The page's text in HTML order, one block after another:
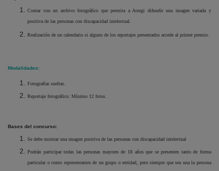
Contar con un archivo fotográfico que permita a Atzegi difundir una imagen variada y
positiva de las personas con discapacidad intelectual.
Realización de un calendario si alguno de los reportajes presentados accede al primer premio.
Modalidades:
Fotografías sueltas.
Reportaje fotográfico: Mínimo 12 fotos.
Bases del concurso:
Se debe mostrar una imagen positiva de las personas con discapacidad intelectual
Podrán participar todas las personas mayores de 18 años que se presenten tanto de forma
particular o como representantes de un grupo o entidad, pero siempre que sea una la persona